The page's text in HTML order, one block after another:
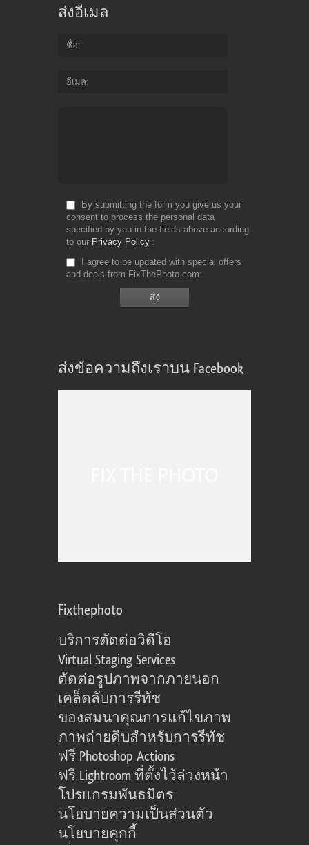
ส่งอีเมล
ชื่อ
อีเมล
By submitting the form you give us your
consent to process the personal data
specified by you in the fields above according
to our Privacy Policy
I agree to be updated with special offers
and deals from FixThePhoto.com
ส่งข้อความถึงเราบน Facebook
Fixthephoto
บริการตัดต่อวิดีโอ
Virtual Staging Services
ตัดต่อรูปภาพจากภายนอก
เคล็ดลับการรีทัช
ของสมนาคุณการแก้ไขภาพ
ภาพถ่ายดิบสำหรับการรีทัช
ฟรี Photoshop Actions
ฟรี Lightroom ที่ตั้งไว้ล่วงหน้า
โปรแกรมพันธมิตร
นโยบายความเป็นส่วนตัว
นโยบายคุกกี้